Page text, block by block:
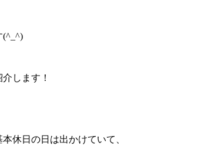
(^_^)
します！
休日の日は出かけていて、